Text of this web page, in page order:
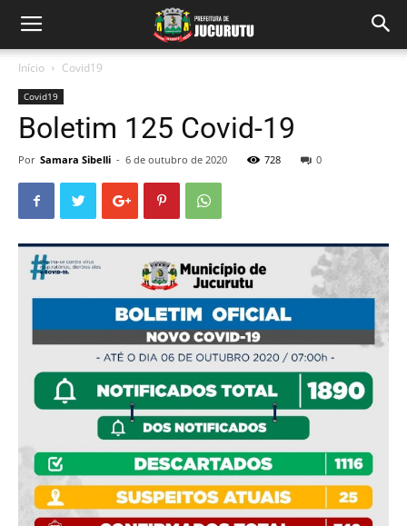
Início Covid19
Covid19
Boletim 125 Covid-19
Por Samara Sibelli - 6 de outubro de 2020 728 0